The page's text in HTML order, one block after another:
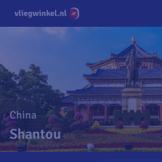
China
Shantou